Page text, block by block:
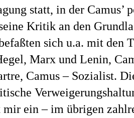
statt, in der Camus’
Kritik an den
sich u.a. mit den
Marx und Lenin,
Camus – Sozialist.
mir ein – im übrigen